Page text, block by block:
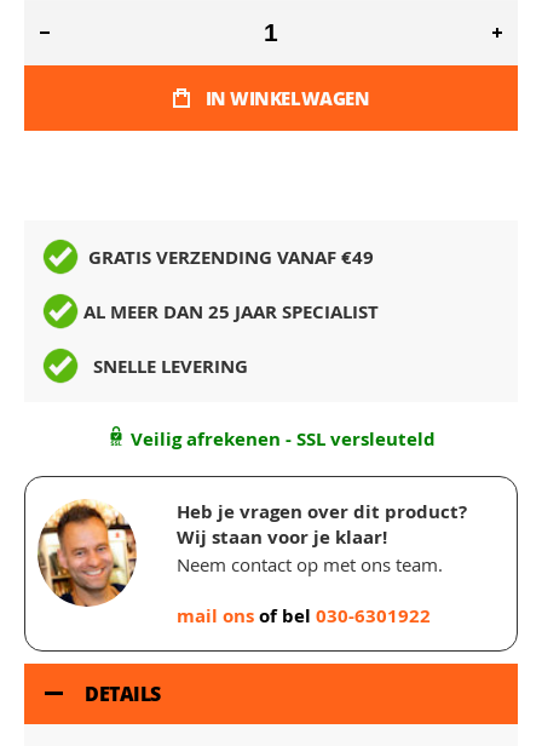
IN WINKELWAGEN
GRATIS VERZENDING VANAF €49
AL MEER DAN 25 JAAR SPECIALIST
SNELLE LEVERING
Veilig afrekenen - SSL versleuteld
Heb je vragen over dit product?
Wij staan voor je klaar!
Neem contact op met ons team.
mail onsof bel 030-6301922
DETAILS